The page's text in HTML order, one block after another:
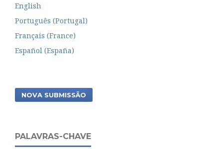
English
Português (Portugal)
Français (France)
Español (España)
NOVA SUBMISSÃO
PALAVRAS-CHAVE